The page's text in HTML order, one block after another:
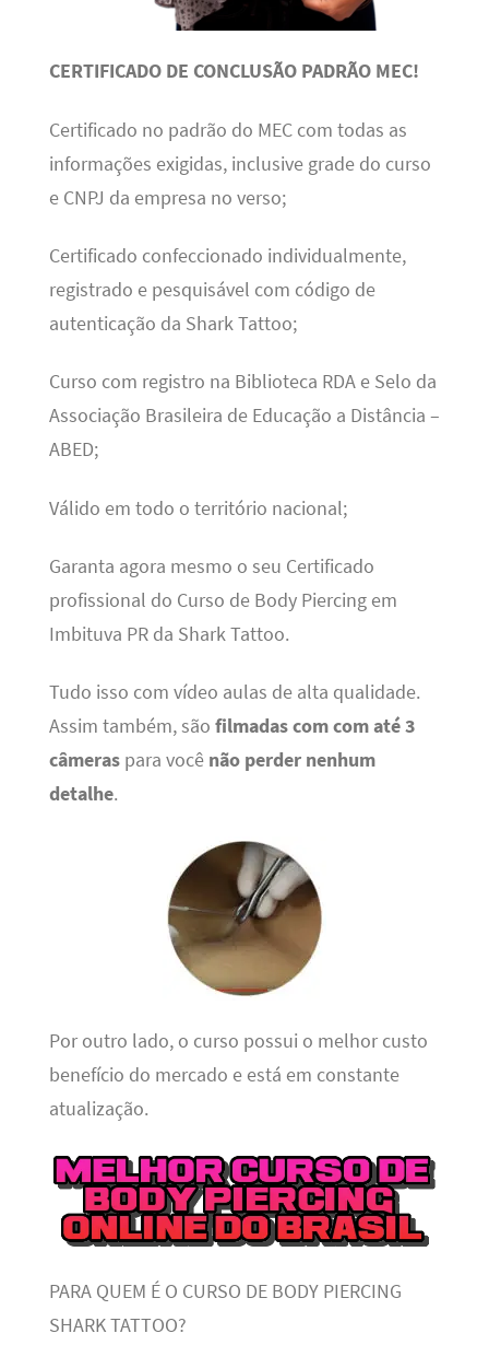
CERTIFICADO DE CONCLUSÃO PADRÃO MEC!
Certificado no padrão do MEC com todas as
informações exigidas, inclusive grade do curso
e CNPJ da empresa no verso;
Certificado confeccionado individualmente,
registrado e pesquisável com código de
autenticação da Shark Tattoo;
Curso com registro na Biblioteca RDA e Selo da
Associação Brasileira de Educação a Distância –
ABED;
Válido em todo o território nacional;
Garanta agora mesmo o seu Certificado
profissional do Curso de Body Piercing em
Imbituva PR da Shark Tattoo.
Tudo isso com vídeo aulas de alta qualidade.
Assim também, são filmadas com com até 3
câmeraspara você não perder nenhum
detalhe.
Por outro lado, o curso possui o melhor custo
benefício do mercado e está em constante
atualização.
PARA QUEM É O CURSO DE BODY PIERCING
SHARK TATTOO?